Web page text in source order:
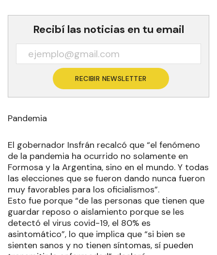
Recibí las noticias en tu email
RECIBIR NEWSLETTER
Pandemia
El gobernador Insfrán recalcó que “el fenómeno
de la pandemia ha ocurrido no solamente en
Formosa y la Argentina, sino en el mundo. Y todas
las elecciones que se fueron dando nunca fueron
muy favorables para los oficialismos”.
Esto fue porque “de las personas que tienen que
guardar reposo o aislamiento porque se les
detectó el virus covid-19, el 80% es
asintomático”, lo que implica que “si bien se
sienten sanos y no tienen síntomas, sí pueden